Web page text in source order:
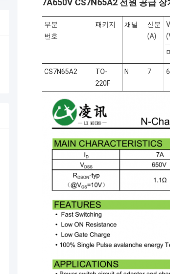
7A650V CS7N65A2 전원 공급
부분
번호
패키지 채널
신분
(A)
CS7N65A2
TO-
220F
N 7